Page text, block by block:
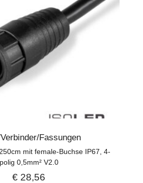
Fassungen
mit female-Buchse IP67, 4-
polig 0,5mm² V2.0
€ 28,56